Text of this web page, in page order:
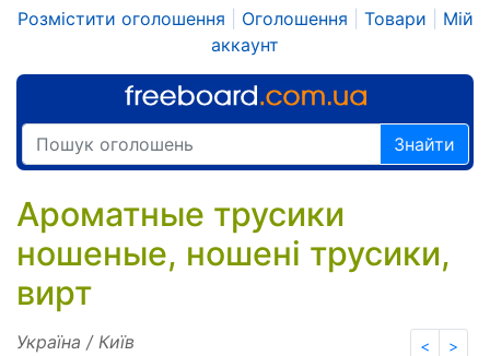
Розмістити оголошення Оголошення Товари
Мій
аккаунт
Знайти
Ароматные трусики
ношеные, ношені трусики,
вирт
< >
Україна / Київ